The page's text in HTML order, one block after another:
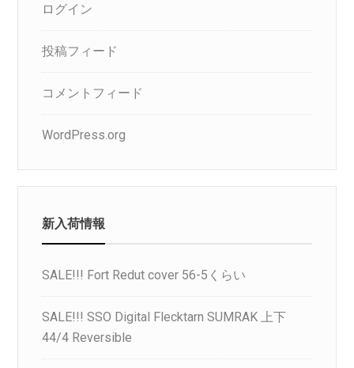
ログイン
投稿フィード
コメントフィード
WordPress.org
新入荷情報
SALE!!! Fort Redut cover 56-5くらい
SALE!!! SSO Digital Flecktarn SUMRAK 上下
44/4 Reversible